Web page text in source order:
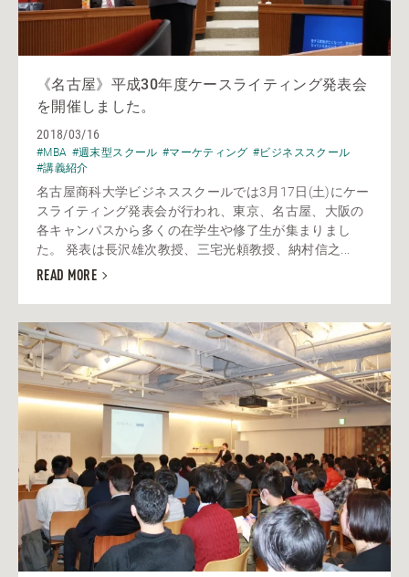
《名古屋》平成30年度ケースライティング発表会
を開催しました。
2018/03/16
#MBA #週末型スクール #マーケティング #ビジネススクール
#講義紹介
名古屋商科大学ビジネススクールでは3月17日(土)にケー
スライティング発表会が行われ、東京、名古屋、大阪の
各キャンパスから多くの在学生や修了生が集まりまし
た。 発表は長沢雄次教授、三宅光頼教授、納村信之...
READ MORE